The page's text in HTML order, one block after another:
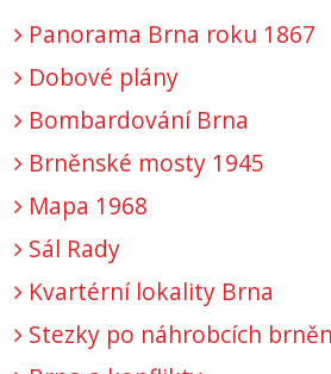
Panorama Brna roku 1867
Dobové plány
Bombardování Brna
Brněnské mosty 1945
Mapa 1968
Sál Rady
Kvartérní lokality Brna
Stezky po náhrobcích